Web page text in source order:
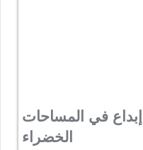
إبداع في المساحات
الخضراء